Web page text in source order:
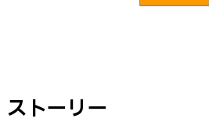
ストーリー